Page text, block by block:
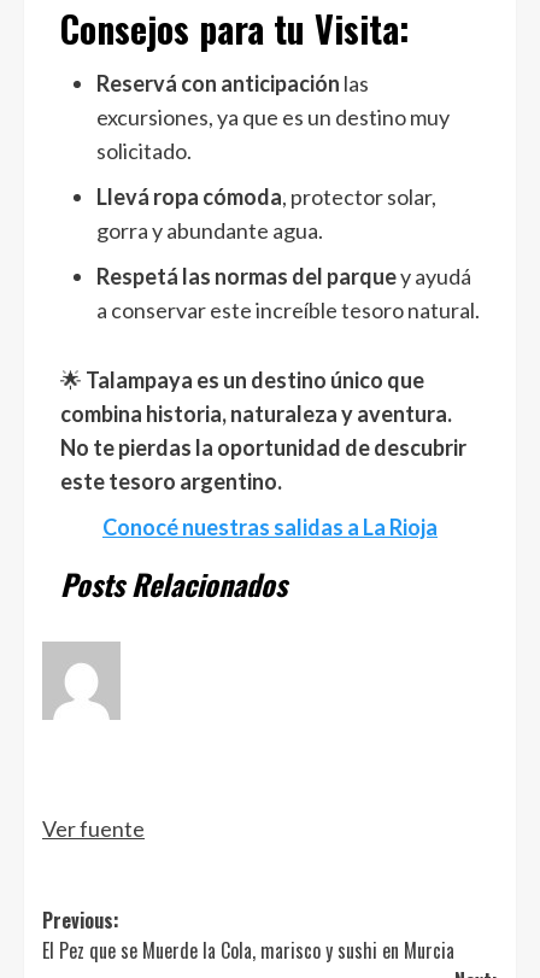
Consejos para tu Visita:
Reservá con anticipación las
excursiones, ya que es un destino muy
solicitado.
Llevá ropa cómoda, protector solar,
gorra y abundante agua.
Respetá las normas del parquey ayudá
a conservar este increíble tesoro natural.
🌟 Talampaya es un destino único que
combina historia, naturaleza y aventura.
No te pierdas la oportunidad de descubrir
este tesoro argentino.
Conocé nuestras salidas a La Rioja
Posts Relacionados
Ver fuente
Post
navigation
Previous:
El Pez que se Muerde la Cola, marisco y sushi en Murcia